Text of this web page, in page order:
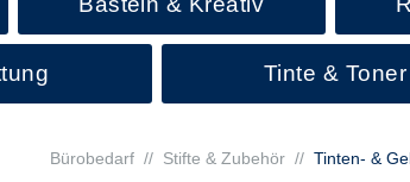
Tinte & Toner
Bürobedarf // Stifte & Zubehör // Tinten- &